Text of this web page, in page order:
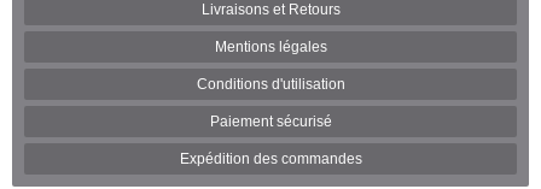
Livraisons et Retours
Mentions légales
Conditions d'utilisation
Paiement sécurisé
Expédition des commandes